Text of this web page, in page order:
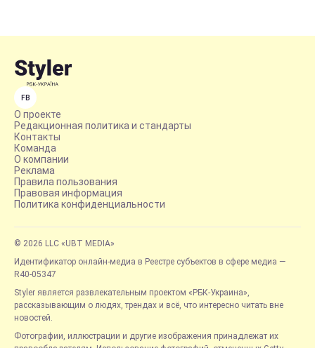
FB
О проекте
Редакционная политика и стандарты
Контакты
Команда
О компании
Реклама
Правила пользования
Правовая информация
Политика конфиденциальности
© 2026 LLC «UBT MEDIA»
Идентификатор онлайн-медиа в Реестре субъектов в сфере медиа —
R40-05347
Styler является развлекательным проектом «РБК-Украина»,
рассказывающим о людях, трендах и всё, что интересно читать вне
новостей.
Фотографии, иллюстрации и другие изображения принадлежат их